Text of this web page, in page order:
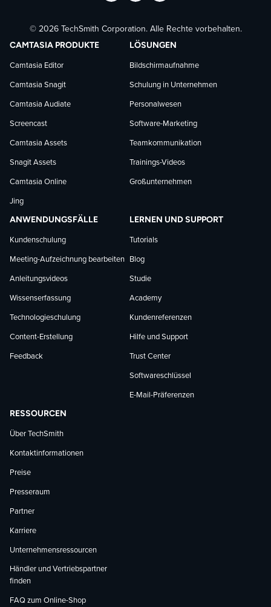
TechSmith
auf
Facebook
folgen
TechSmith
auf
LinkedIn
folgen
TechSmith
auf
YouTube
folgen
© 2026 TechSmith Corporation. Alle Rechte vorbehalten.
CAMTASIA PRODUKTE
Camtasia Editor
Camtasia Snagit
Camtasia Audiate
Screencast
Camtasia Assets
Snagit Assets
Camtasia Online
Jing
LÖSUNGEN
Bildschirmaufnahme
Schulung in Unternehmen
Personalwesen
Software-Marketing
Teamkommunikation
Trainings-Videos
Großunternehmen
ANWENDUNGSFÄLLE
Kundenschulung
Meeting-Aufzeichnung bearbeiten
Anleitungsvideos
Wissenserfassung
Technologieschulung
Content-Erstellung
Feedback
LERNEN UND SUPPORT
Tutorials
Blog
Studie
Academy
Kundenreferenzen
Hilfe und Support
Trust Center
Softwareschlüssel
E-Mail-Präferenzen
RESSOURCEN
Über TechSmith
Kontaktinformationen
Preise
Presseraum
Partner
Karriere
Unternehmensressourcen
Händler und Vertriebspartner
finden
FAQ zum Online-Shop